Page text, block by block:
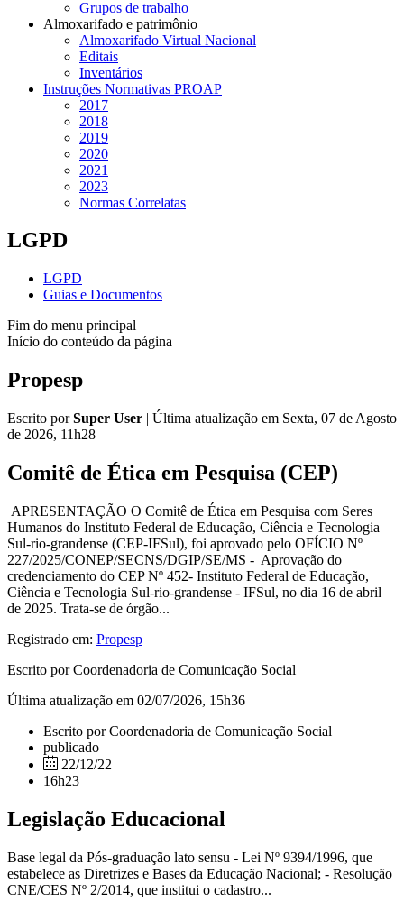
Grupos de trabalho
Almoxarifado e patrimônio
Almoxarifado Virtual Nacional
Editais
Inventários
Instruções Normativas PROAP
2017
2018
2019
2020
2021
2023
Normas Correlatas
LGPD
LGPD
Guias e Documentos
Fim do menu principal
Início do conteúdo da página
Propesp
Escrito porSuper User | Última atualização em Sexta, 07 de Agosto
de 2026, 11h28
Comitê de Ética em Pesquisa (CEP)
APRESENTAÇÃO O Comitê de Ética em Pesquisa com Seres
Humanos do Instituto Federal de Educação, Ciência e Tecnologia
Sul-rio-grandense (CEP-IFSul), foi aprovado pelo OFÍCIO Nº
227/2025/CONEP/SECNS/DGIP/SE/MS - Aprovação do
credenciamento do CEP Nº 452- Instituto Federal de Educação,
Ciência e Tecnologia Sul-rio-grandense - IFSul, no dia 16 de abril
de 2025. Trata-se de órgão...
Registrado em: Propesp
Escrito por Coordenadoria de Comunicação Social
Última atualização em 02/07/2026, 15h36
Escrito por Coordenadoria de Comunicação Social
publicado
22/12/22
16h23
Legislação Educacional
Base legal da Pós-graduação lato sensu - Lei Nº 9394/1996, que
estabelece as Diretrizes e Bases da Educação Nacional; - Resolução
CNE/CES Nº 2/2014, que institui o cadastro...